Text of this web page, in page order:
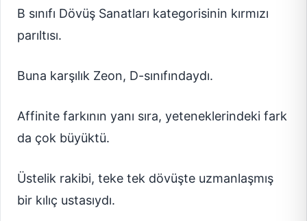
B sınıfı Dövüş Sanatları kategorisinin kırmızı
parıltısı.
Buna karşılık Zeon, D-sınıfındaydı.
Affinite farkının yanı sıra, yeteneklerindeki fark
da çok büyüktü.
Üstelik rakibi, teke tek dövüşte uzmanlaşmış
bir kılıç ustasıydı.